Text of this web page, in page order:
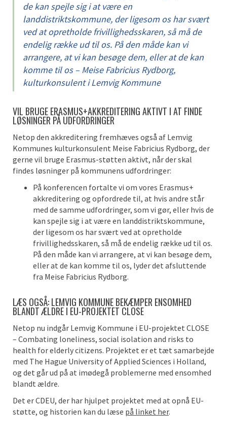
de kan spejle sig i at være en
landdistriktskommune, der ligesom os har svært
ved at opretholde frivillighedsskaren, så må de
endelig række ud til os. På den måde kan vi
arrangere, at vi kan besøge dem, eller at de kan
komme til os – Meise Fabricius Rydborg,
kulturkonsulent i Lemvig Kommune
VIL BRUGE ERASMUS+AKKREDITERING AKTIVT I AT FINDE
LØSNINGER PÅ UDFORDRINGER
Netop den akkreditering fremhæves også af Lemvig
Kommunes kulturkonsulent Meise Fabricius Rydborg, der
gerne vil bruge Erasmus-støtten aktivt, når der skal
findes løsninger på kommunens udfordringer:
På konferencen fortalte vi om vores Erasmus+
akkreditering og opfordrede til, at hvis andre står
med de samme udfordringer, som vi gør, eller hvis de
kan spejle sig i at være en landdistriktskommune,
der ligesom os har svært ved at opretholde
frivillighedsskaren, så må de endelig række ud til os.
På den måde kan vi arrangere, at vi kan besøge dem,
eller at de kan komme til os, lyder det afsluttende
fra Meise Fabricius Rydborg.
LÆS OGSÅ: LEMVIG KOMMUNE BEKÆMPER ENSOMHED
BLANDT ÆLDRE I EU-PROJEKTET CLOSE
Netop nu indgår Lemvig Kommune i EU-projektet CLOSE
– Combating loneliness, social isolation and risks to
health for elderly citizens. Projektet er et tæt samarbejde
med The Hague University of Applied Sciences i Holland,
og det går ud på at imødegå problemerne med ensomhed
blandt ældre.
Det er CDEU, der har hjulpet projektet med at opnå EU-
støtte, og historien kan du læse på linket her.